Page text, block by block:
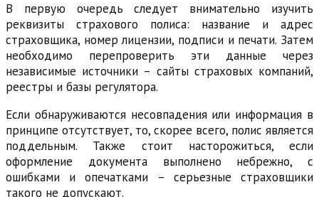
В первую очередь следует внимательно изучить
реквизиты страхового полиса: название и адрес
страховщика, номер лицензии, подписи и печати. Затем
необходимо перепроверить эти данные через
независимые источники – сайты страховых компаний,
реестры и базы регулятора.
Если обнаруживаются несовпадения или информация в
принципе отсутствует, то, скорее всего, полис является
поддельным. Также стоит насторожиться, если
оформление документа выполнено небрежно, с
ошибками и опечатками – серьезные страховщики
такого не допускают.